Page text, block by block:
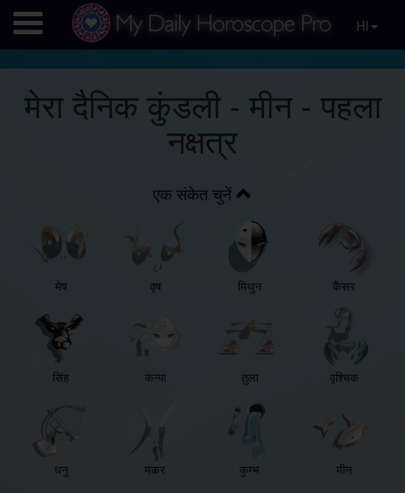
HI
मेरा दैनिक कुंडली - मीन - पहला
नक्षत्र
एक संकेत चुनें
मेष वृष मिथुन कैंसर
सिंह कन्या तुला वृश्चिक
धनु मकर कुम्भ मीन